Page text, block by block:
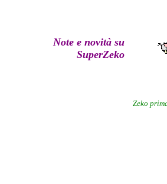
Note e novità su
SuperZeko
Zeko